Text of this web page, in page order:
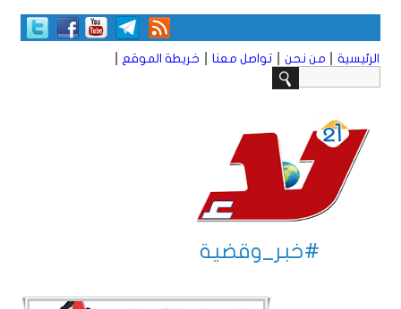
الرئيسية من نحن تواصل معنا خريطة الموقع
#خبر_وقضية